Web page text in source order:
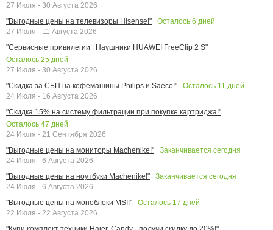
27 Июля - 30 Августа 2026
"Выгодные цены на телевизоры Hisense!"
Осталось 6 дней
27 Июля - 11 Августа 2026
"Сервисные привилегии | Наушники HUAWEI FreeClip 2 S"
Осталось 25 дней
27 Июля - 30 Августа 2026
"Скидка за СБП на кофемашины Philips и Saeco!"
Осталось 11 дней
24 Июля - 16 Августа 2026
"Скидка 15% на систему фильтрации при покупке картриджа!"
Осталось 47 дней
24 Июля - 21 Сентября 2026
"Выгодные цены на мониторы Machenike!"
Заканчивается сегодня
24 Июля - 6 Августа 2026
"Выгодные цены на ноутбуки Machenike!"
Заканчивается сегодня
24 Июля - 6 Августа 2026
"Выгодные цены на моноблоки MSI!"
Осталось 17 дней
22 Июля - 22 Августа 2026